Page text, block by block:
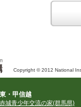
動をアピールする活動等)
Copyright © 2012 National
・甲信越
赤城青少年交流の家(群馬県)